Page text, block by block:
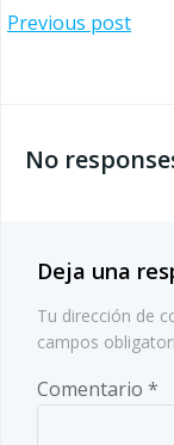
Previous post
de
No
Deja una
Tu dirección de
campos
Comentario *